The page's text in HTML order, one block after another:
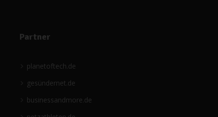
Partner
planetoftech.de
gesündernet.de
businessandmore.de